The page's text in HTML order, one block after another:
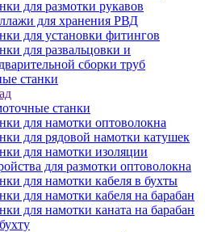
для размотки рукавов
для хранения РВД
для установки фитингов
для развальцовки и
сборки труб
станки
станки
для намотки оптоволокна
для рядовой намотки катушек
для намотки изоляции
для размотки оптоволокна
для намотки кабеля в бухты
для намотки кабеля на барабан
для намотки каната на барабан